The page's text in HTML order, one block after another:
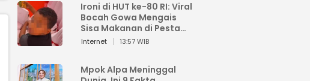
Ironi di HUT ke-80 RI: Viral
Bocah Gowa Mengais
Sisa Makanan di Pesta
Kemerdekaan
Internet 13:57 WIB
Mpok Alpa Meninggal